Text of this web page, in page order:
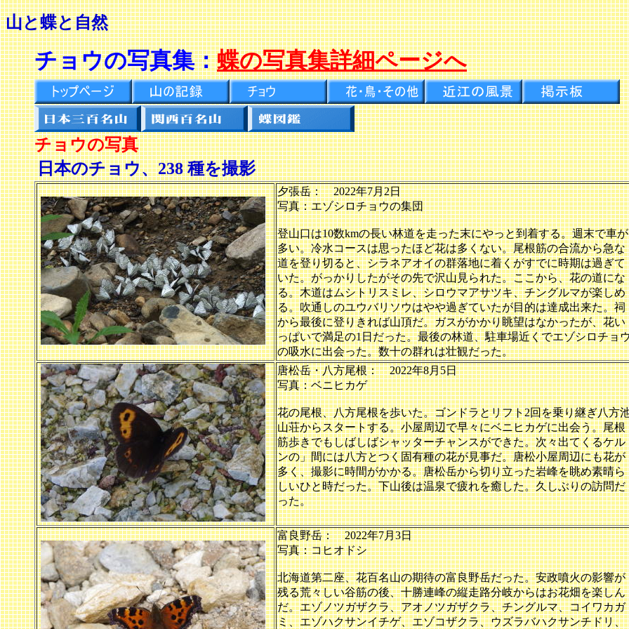
山と蝶と自然
チョウの写真集：蝶の写真集詳細ページへ
チョウの写真
日本のチョウ、238 種を撮影
夕張岳： 2022年7月2日
写真：エゾシロチョウの集団
登山口は10数kmの長い林道を走った末にやっと到着する。週末で車が
多い。冷水コースは思ったほど花は多くない。尾根筋の合流から急な
道を登り切ると、シラネアオイの群落地に着くがすでに時期は過ぎて
いた。がっかりしたがその先で沢山見られた。ここから、花の道にな
る。木道はムシトリスミレ、シロウマアサツキ、チングルマが楽しめ
る。吹通しのユウバリソウはやや過ぎていたが目的は達成出来た。祠
から最後に登りきれば山頂だ。ガスがかかり眺望はなかったが、花い
っぱいで満足の1日だった。最後の林道、駐車場近くでエゾシロチョ
の吸水に出会った。数十の群れは壮観だった。
唐松岳・八方尾根： 2022年8月5日
写真：ベニヒカゲ
花の尾根、八方尾根を歩いた。ゴンドラとリフト2回を乗り継ぎ八方
山荘からスタートする。小屋周辺で早々にベニヒカゲに出会う。尾根
筋歩きでもしばしばシャッターチャンスができた。次々出てくるケル
ンの」間には八方とつく固有種の花が見事だ。唐松小屋周辺にも花が
多く、撮影に時間がかかる。唐松岳から切り立った岩峰を眺め素晴ら
しいひと時だった。下山後は温泉で疲れを癒した。久しぶりの訪問だ
った。
富良野岳： 2022年7月3日
写真：コヒオドシ
北海道第二座、花百名山の期待の富良野岳だった。安政噴火の影響が
残る荒々しい谷筋の後、十勝連峰の縦走路分岐からはお花畑を楽しん
だ。エゾノツガザクラ、アオノツガザクラ、チングルマ、コイワカガ
ミ、エゾハクサンイチゲ、エゾコザクラ、ウズラバハクサンチドリ、